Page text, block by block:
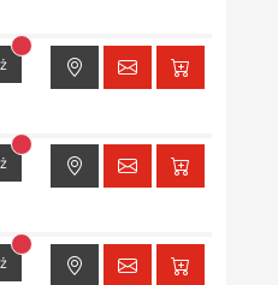
Brak dostępu do lokalizacji
Brak dostępu do lokalizacji
Brak dostępu do lokalizacji